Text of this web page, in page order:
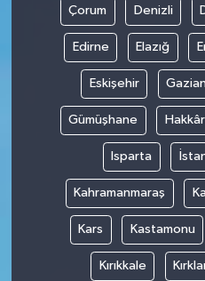
Çorum Denizli
Edirne Elazığ
Eskişehir
Gümüşhane
Isparta
Kahramanmaraş
Kars Kastamonu
Kırıkkale